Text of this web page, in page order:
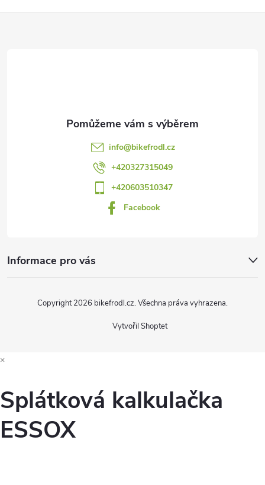
info@bikefrodl.cz
+420327315049
+420603510347
Facebook
Informace pro vás
Vytvořil Shoptet
Copyright 2026 bikefrodl.cz. Všechna práva vyhrazena.
×
Splátková kalkulačka
ESSOX